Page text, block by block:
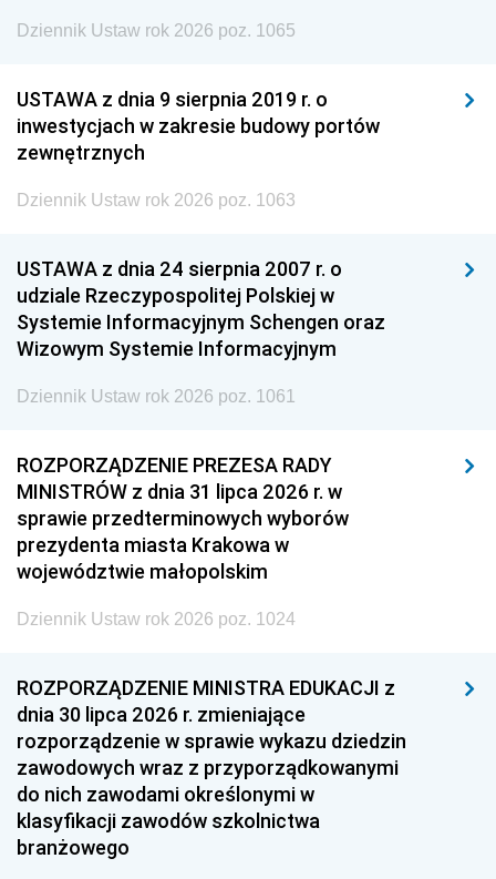
Dziennik Ustaw rok 2026 poz. 1065
USTAWA z dnia 9 sierpnia 2019 r. o
inwestycjach w zakresie budowy portów
zewnętrznych
Dziennik Ustaw rok 2026 poz. 1063
USTAWA z dnia 24 sierpnia 2007 r. o
udziale Rzeczypospolitej Polskiej w
Systemie Informacyjnym Schengen oraz
Wizowym Systemie Informacyjnym
Dziennik Ustaw rok 2026 poz. 1061
ROZPORZĄDZENIE PREZESA RADY
MINISTRÓW z dnia 31 lipca 2026 r. w
sprawie przedterminowych wyborów
prezydenta miasta Krakowa w
województwie małopolskim
Dziennik Ustaw rok 2026 poz. 1024
ROZPORZĄDZENIE MINISTRA EDUKACJI z
dnia 30 lipca 2026 r. zmieniające
rozporządzenie w sprawie wykazu dziedzin
zawodowych wraz z przyporządkowanymi
do nich zawodami określonymi w
klasyfikacji zawodów szkolnictwa
branżowego